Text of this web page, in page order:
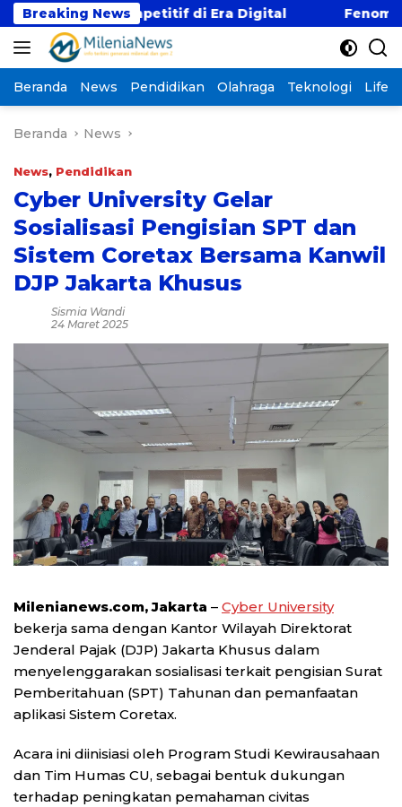
Langsung
ke
konten
Breaking News
Kompetitif di Era Digital Fenomena
Beranda News Pendidikan Olahraga Teknologi
Beranda News
News, Pendidikan
Cyber University Gelar
Sosialisasi Pengisian SPT dan
Sistem Coretax Bersama Kanwil
DJP Jakarta Khusus
Sismia Wandi
24 Maret 2025
Milenianews.com, Jakarta – Cyber University
bekerja sama dengan Kantor Wilayah Direktorat
Jenderal Pajak (DJP) Jakarta Khusus dalam
menyelenggarakan sosialisasi terkait pengisian Surat
Pemberitahuan (SPT) Tahunan dan pemanfaatan
aplikasi Sistem Coretax.
Acara ini diinisiasi oleh Program Studi Kewirausahaan
dan Tim Humas CU, sebagai bentuk dukungan
terhadap peningkatan pemahaman civitas